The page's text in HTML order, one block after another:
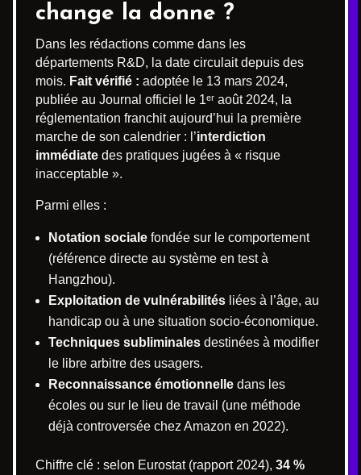
change la donne ?
Dans les rédactions comme dans les
départements R&D, la date circulait depuis des
mois. Fait vérifié : adoptée le 13 mars 2024,
publiée au Journal officiel le 1ᵉʳ août 2024, la
réglementation franchit aujourd’hui la première
marche de son calendrier : l’interdiction
immédiate des pratiques jugées à « risque
inacceptable ».
Parmi elles :
Notation sociale fondée sur le comportement
(référence directe au système en test à
Hangzhou).
Exploitation de vulnérabilités liées à l’âge, au
handicap ou à une situation socio-économique.
Techniques subliminales destinées à modifier
le libre arbitre des usagers.
Reconnaissance émotionnelle dans les
écoles ou sur le lieu de travail (une méthode
déjà controversée chez Amazon en 2022).
Chiffre clé : selon Eurostat (rapport 2024), 34 %